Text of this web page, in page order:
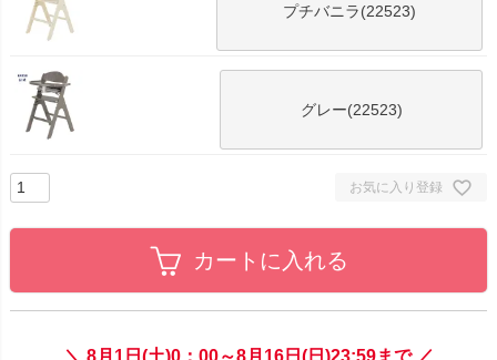
プチバニラ(22523)
グレー(22523)
お気に入り登録
カートに入れる
＼ 8月1日(土)0：00～8月16日(日)23:59まで ／